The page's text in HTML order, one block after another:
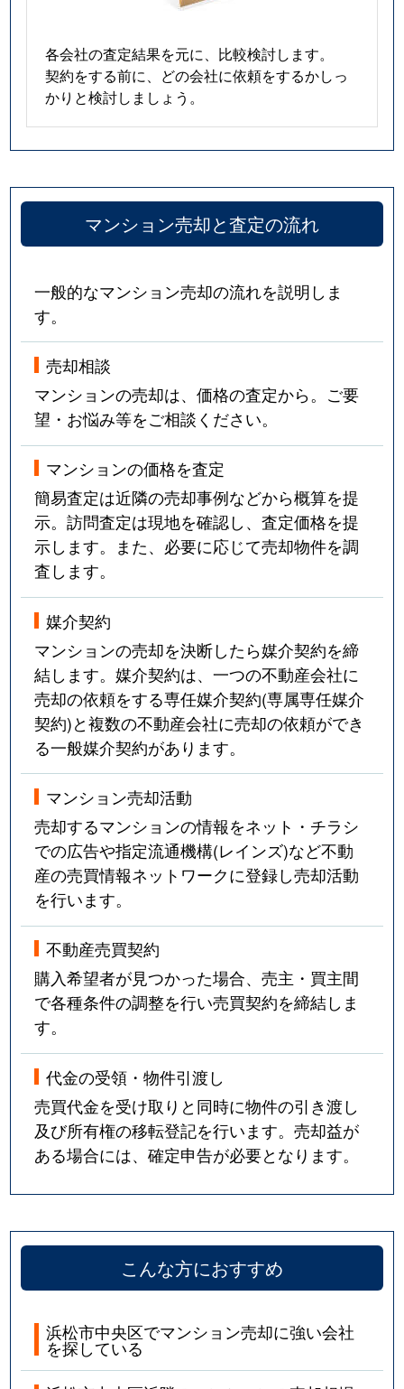
各会社の査定結果を元に、比較検討します。
契約をする前に、どの会社に依頼をするかしっ
かりと検討しましょう。
マンション売却と査定の流れ
一般的なマンション売却の流れを説明しま
す。
売却相談
マンションの売却は、価格の査定から。ご要
望・お悩み等をご相談ください。
マンションの価格を査定
簡易査定は近隣の売却事例などから概算を提
示。訪問査定は現地を確認し、査定価格を提
示します。また、必要に応じて売却物件を調
査します。
媒介契約
マンションの売却を決断したら媒介契約を締
結します。媒介契約は、一つの不動産会社に
売却の依頼をする専任媒介契約(専属専任媒介
契約)と複数の不動産会社に売却の依頼ができ
る一般媒介契約があります。
マンション売却活動
売却するマンションの情報をネット・チラシ
での広告や指定流通機構(レインズ)など不動
産の売買情報ネットワークに登録し売却活動
を行います。
不動産売買契約
購入希望者が見つかった場合、売主・買主間
で各種条件の調整を行い売買契約を締結しま
す。
代金の受領・物件引渡し
売買代金を受け取りと同時に物件の引き渡し
及び所有権の移転登記を行います。売却益が
ある場合には、確定申告が必要となります。
こんな方におすすめ
浜松市中央区でマンション売却に強い会社
を探している